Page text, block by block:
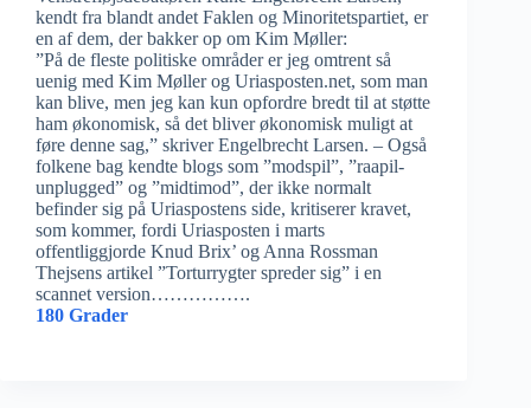
kendt fra blandt andet Faklen og Minoritetspartiet, er
en af dem, der bakker op om Kim Møller:
”På de fleste politiske områder er jeg omtrent så
uenig med Kim Møller og Uriasposten.net, som man
kan blive, men jeg kan kun opfordre bredt til at støtte
ham økonomisk, så det bliver økonomisk muligt at
føre denne sag,” skriver Engelbrecht Larsen. – Også
folkene bag kendte blogs som ”modspil”, ”raapil-
unplugged” og ”midtimod”, der ikke normalt
befinder sig på Uriaspostens side, kritiserer kravet,
som kommer, fordi Uriasposten i marts
offentliggjorde Knud Brix’ og Anna Rossman
Thejsens artikel ”Torturrygter spreder sig” i en
scannet version…………….
180 Grader